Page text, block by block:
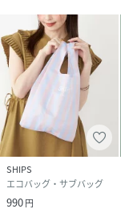
SHIPS
エコバッグ・サブバッグ
990円